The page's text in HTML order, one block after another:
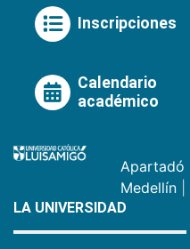
Inscripciones
Calendario
académico
Apartadó
Medellín
LA UNIVERSIDAD